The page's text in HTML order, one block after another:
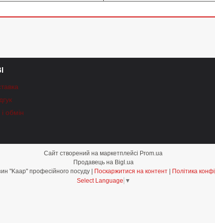
обмін
Сайт створений на маркетплейсі Prom.ua
Продавець на Bigl.ua
Поскаржитися на контент
Політика
Select Language ▼